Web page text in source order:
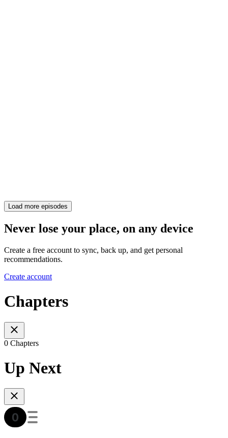
Load more episodes
Never lose your place, on any device
Create a free account to sync, back up, and get personal
recommendations.
Create account
Chapters
0 Chapters
Up Next